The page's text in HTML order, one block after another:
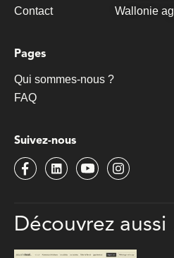
Contact
Wallonie
Pages
Qui sommes-nous ?
FAQ
Suivez-nous
Découvrez